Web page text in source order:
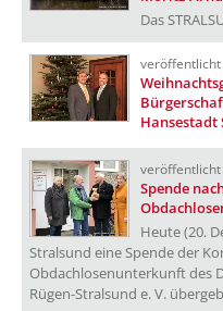
Das
Hansestadt
veröffentlicht
Spende
Heute (20.
Stralsund eine Spende der
Obdachlosenunterkunft des
Rügen-Stralsund e. V.